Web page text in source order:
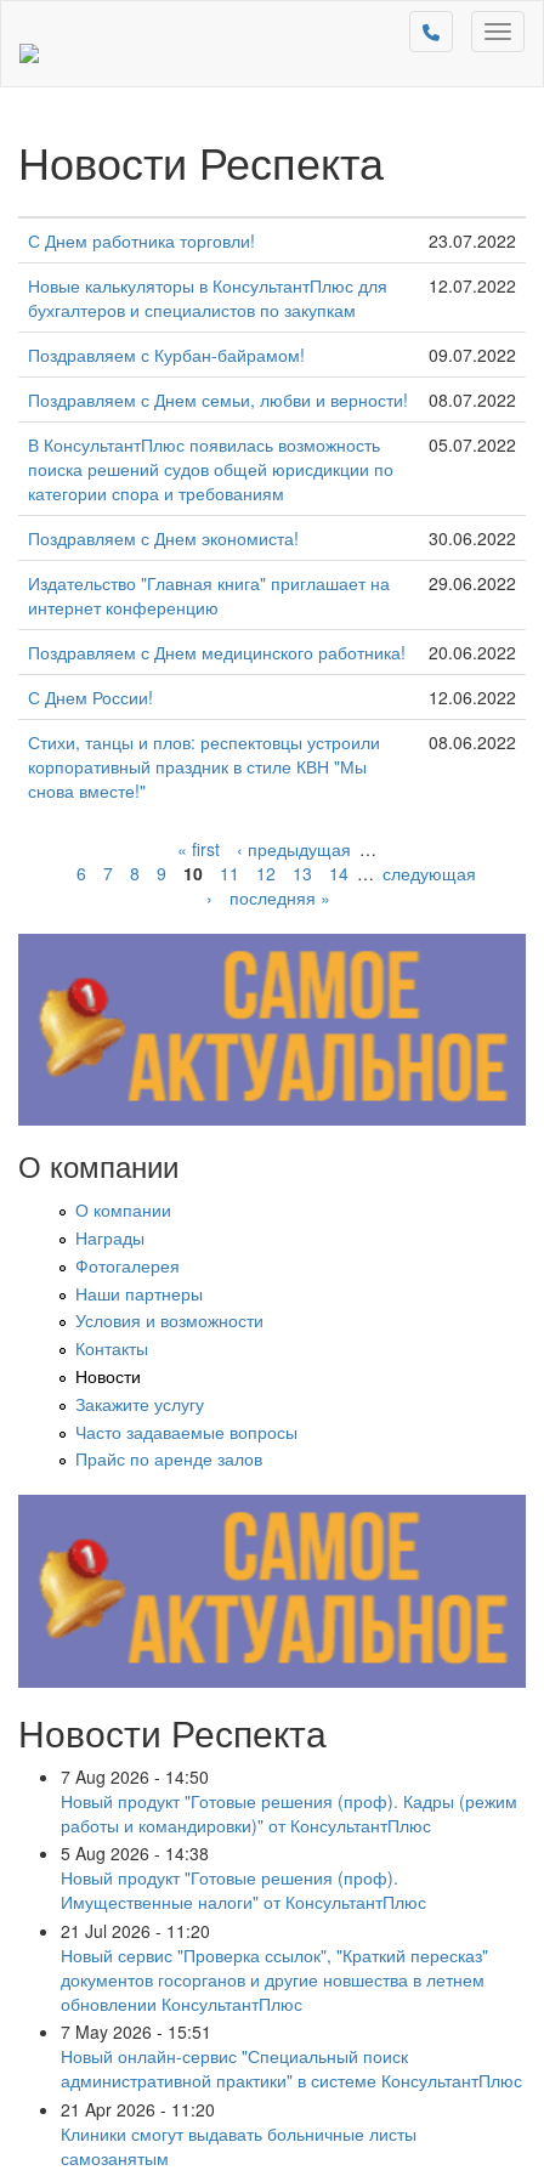
Новости Респекта
С Днем работника торговли!
23.07.2022
Новые калькуляторы в КонсультантПлюс для
бухгалтеров и специалистов по закупкам
12.07.2022
Поздравляем с Курбан-байрамом!
09.07.2022
Поздравляем с Днем семьи, любви и верности!
08.07.2022
В КонсультантПлюс появилась возможность
поиска решений судов общей юрисдикции по
категории спора и требованиям
05.07.2022
Поздравляем с Днем экономиста!
30.06.2022
Издательство "Главная книга" приглашает на
интернет конференцию
29.06.2022
Поздравляем с Днем медицинского работника!
20.06.2022
С Днем России!
12.06.2022
Стихи, танцы и плов: респектовцы устроили
корпоративный праздник в стиле КВН "Мы
снова вместе!"
08.06.2022
« first ‹ предыдущая …
6
7 8 9 10 11 12 13 14 … следующая
›
последняя »
О компании
О компании
Награды
Фотогалерея
Наши партнеры
Условия и возможности
Контакты
Новости
Закажите услугу
Часто задаваемые вопросы
Прайс по аренде залов
Новости Респекта
7 Aug 2026 - 14:50
Новый продукт "Готовые решения (проф). Кадры (режим
работы и командировки)" от КонсультантПлюс
5 Aug 2026 - 14:38
Новый продукт "Готовые решения (проф).
Имущественные налоги" от КонсультантПлюс
21 Jul 2026 - 11:20
Новый сервис "Проверка ссылок", "Краткий пересказ"
документов госорганов и другие новшества в летнем
обновлении КонсультантПлюс
7 May 2026 - 15:51
Новый онлайн-сервис "Специальный поиск
административной практики" в системе КонсультантПлюс
21 Apr 2026 - 11:20
Клиники смогут выдавать больничные листы
самозанятым